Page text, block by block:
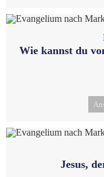
Wie kannst du
Jesus,